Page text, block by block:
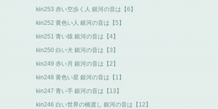
kin253 赤い空歩く人 銀河の音は【6】
kin252 黄色い人 銀河の音は【5】
kin251 青い猿 銀河の音は【4】
kin250 白い犬 銀河の音は【3】
kin249 赤い月 銀河の音は【2】
kin248 黄色い星 銀河の音は【1】
kin247 青い手 銀河の音は【13】
kin246 白い世界の橋渡し 銀河の音は【12】